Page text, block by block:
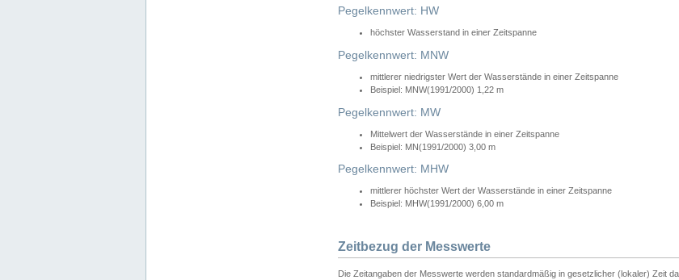
Pegelkennwert: HW
höchster Wasserstand in einer Zeitspanne
Pegelkennwert: MNW
mittlerer niedrigster Wert der Wasserstände in einer Zeitspanne
Beispiel: MNW(1991/2000) 1,22 m
Pegelkennwert: MW
Mittelwert der Wasserstände in einer Zeitspanne
Beispiel: MN(1991/2000) 3,00 m
Pegelkennwert: MHW
mittlerer höchster Wert der Wasserstände in einer Zeitspanne
Beispiel: MHW(1991/2000) 6,00 m
Zeitbezug der Messwerte
Die Zeitangaben der Messwerte werden standardmäßig in gesetzlicher (lokaler) Zeit